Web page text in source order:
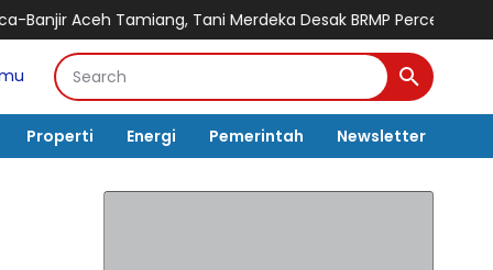
Merdeka Desak BRMP Percepat Program Pemulihan Petani
Properti Energi Pemerintah Newsletter